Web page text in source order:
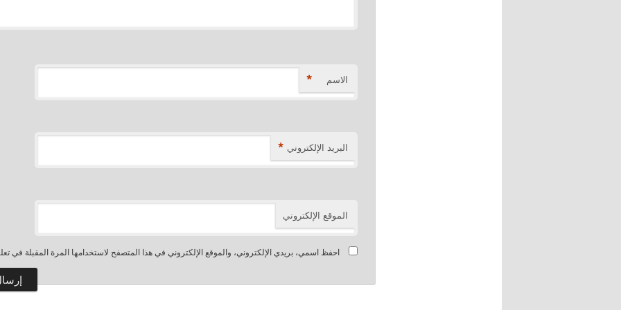
الاسم *
البريد الإلكتروني *
الموقع الإلكتروني
احفظ اسمي، بريدي الإلكتروني، والموقع الإلكتروني في هذا المتصفح لاستخدامها المرة المقبلة في